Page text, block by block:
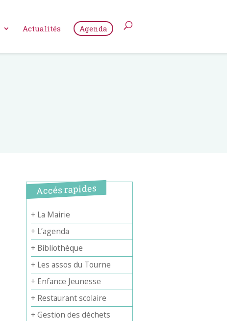
Actualités Agenda
Office 365
Accés rapides
+ La Mairie
+ L’agenda
+ Bibliothèque
+ Les assos du Tourne
+ Enfance Jeunesse
+ Restaurant scolaire
+ Gestion des déchets